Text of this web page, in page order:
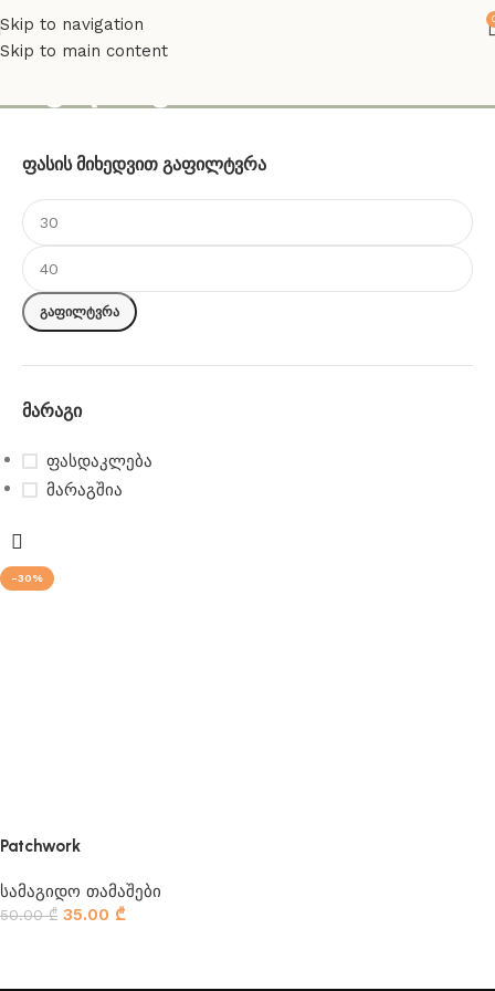
Skip to navigation
Skip to main content
Ფასის Მიხედვით Გაფილტვრა
გაფილტვრა
Მარაგი
ფასდაკლება
მარაგშია
-30%
Patchwork
სამაგიდო თამაშები
50.00₾ 35.00 ₾